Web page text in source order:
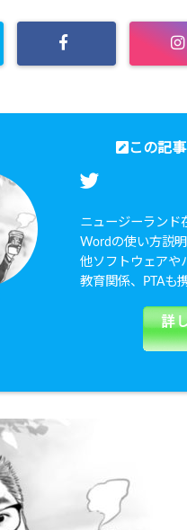
この記
ニュージーランド
Wordの使い方説
他ソフトウェアや
教育関係、PTAも